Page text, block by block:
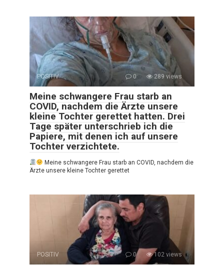
POSITIV 0 289 views
Meine schwangere Frau starb an
COVID, nachdem die Ärzte unsere
kleine Tochter gerettet hatten. Drei
Tage später unterschrieb ich die
Papiere, mit denen ich auf unsere
Tochter verzichtete.
Meine schwangere Frau starb an COVID, nachdem die
Ärzte unsere kleine Tochter gerettet
POSITIV 0 102 views